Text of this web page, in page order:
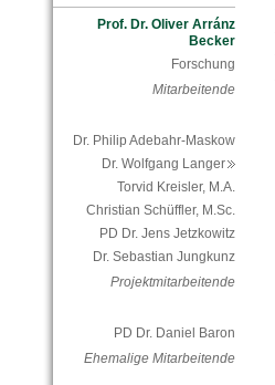
Prof. Dr. Oliver Arránz
Becker
Forschung
Mitarbeitende
Dr. Philip Adebahr-Maskow
Dr. Wolfgang Langer
Torvid Kreisler, M.A.
Christian Schüffler, M.Sc.
PD Dr. Jens Jetzkowitz
Dr. Sebastian Jungkunz
Projektmitarbeitende
PD Dr. Daniel Baron
Ehemalige Mitarbeitende